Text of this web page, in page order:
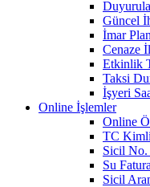
Güncel
İmar
Cenaze
Etkinlik
Taksi
İşyeri
Online İşlemler
Online
TC
Sicil No.
Su
Sicil